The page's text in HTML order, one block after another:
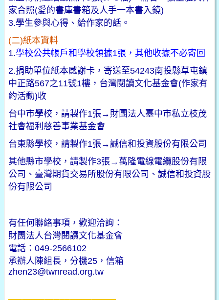
家合照(愛的書庫書箱及人手一本書入鏡)
3.學生參與心得、給作家的話。
(二)紙本資料
1.學校公共帳戶和學校領據1張，其他收據不必寄回
2.捐助單位紙本感謝卡，寄送至54243南投縣草屯鎮
中正路567之11號1樓，台灣閱讀文化基金會(作家有
約活動)收
台中市學校，請製作1張→財團法人臺中市私立枝茂
社會福利慈善事業基金會
台東縣學校，請製作1張→誠信和投資股份有限公司
其他縣市學校，請製作3張→ 萬隆電線電纜股份有限
公司、臺灣期貨交易所股份有限公司、 誠信和投資股
份有限公司
有任何聯絡事項，歡迎洽詢：
財團法人台灣閱讀文化基金會
電話：049-2566102
承辦人陳組長，分機25，信箱
zhen23@twnread.org.tw